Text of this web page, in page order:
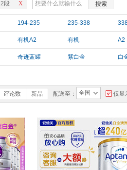
X
2段 搜索
194-235 235-338
有机A2 有机 A2
奇迹蓝罐 紫白金 白
评论数 新品 配送至： 全国 仅显